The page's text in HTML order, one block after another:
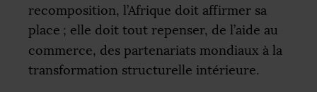
recomposition, l’Afrique doit affirmer sa
place ; elle doit tout repenser, de l’aide au
commerce, des partenariats mondiaux à la
transformation structurelle intérieure.